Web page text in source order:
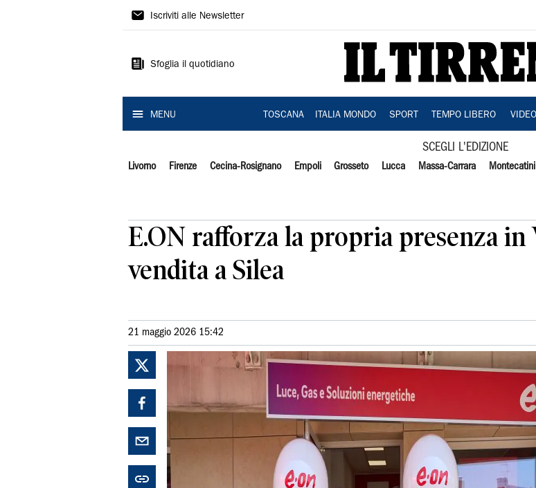
Il
Iscriviti alle Newsletter
Sfoglia il quotidiano
MENU TOSCANA ITALIA MONDO SPORT TEMPO LIBERO VIDEO
SCEGLI L'EDIZIONE
Livorno Firenze Cecina-Rosignano Empoli Grosseto Lucca Massa-Carrara Montecatini
E.ON rafforza la propria presenza in
vendita a Silea
21 maggio 2026 15:42